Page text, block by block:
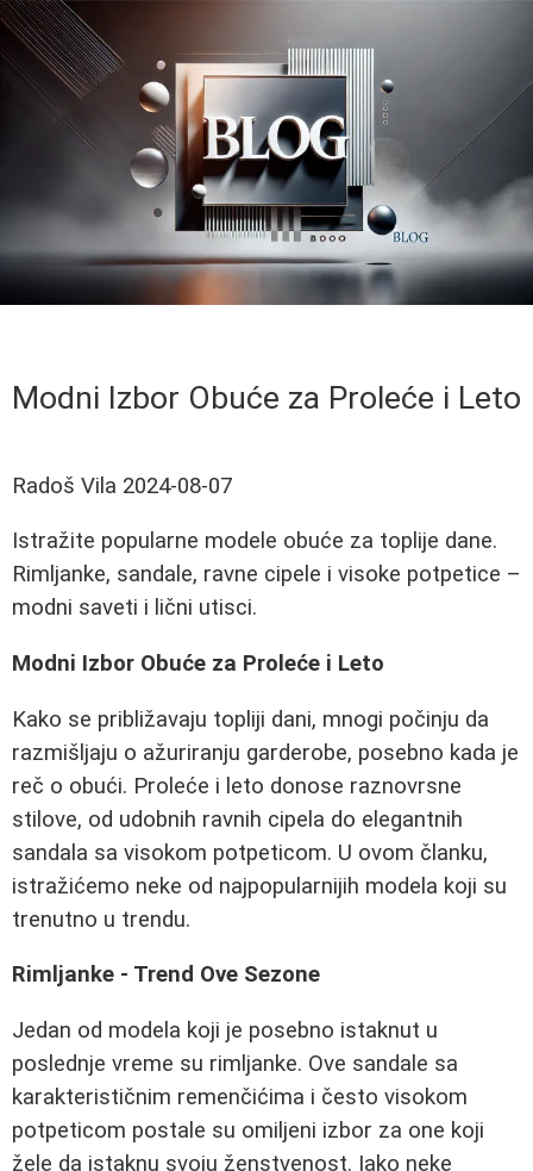
Modni Izbor Obuće za Proleće i Leto
Radoš Vila 2024-08-07
Istražite popularne modele obuće za toplije dane.
Rimljanke, sandale, ravne cipele i visoke potpetice –
modni saveti i lični utisci.
Modni Izbor Obuće za Proleće i Leto
Kako se približavaju topliji dani, mnogi počinju da
razmišljaju o ažuriranju garderobe, posebno kada je
reč o obući. Proleće i leto donose raznovrsne
stilove, od udobnih ravnih cipela do elegantnih
sandala sa visokom potpeticom. U ovom članku,
istražićemo neke od najpopularnijih modela koji su
trenutno u trendu.
Rimljanke - Trend Ove Sezone
Jedan od modela koji je posebno istaknut u
poslednje vreme su rimljanke. Ove sandale sa
karakterističnim remenčićima i često visokom
potpeticom postale su omiljeni izbor za one koji
žele da istaknu svoju ženstvenost. Iako neke